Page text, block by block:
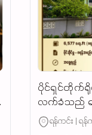
ပိုင်ရှင်တိုက်ရို
လက်ခံသည် ရ
သာယာရွှေပ
ရန်ကင်း | ရ